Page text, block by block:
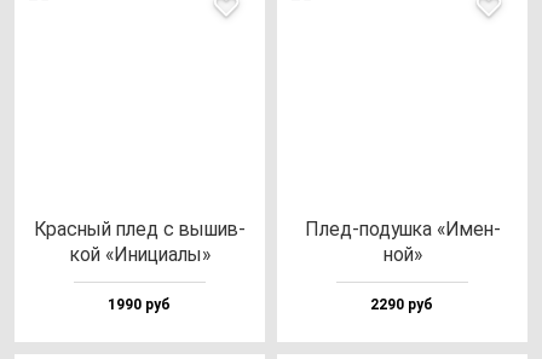
Крас­ный плед с вы­шив­
кой «Ини­ци­алы»
1990 руб
Плед-по­душ­ка «Имен­
ной»
2290 руб